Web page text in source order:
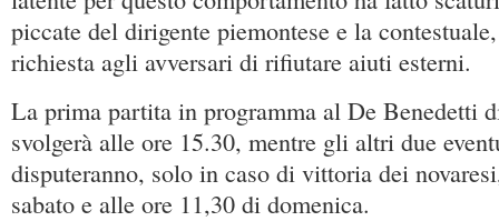
piccate del dirigente piemontese e la
richiesta agli avversari di rifiutare aiuti esterni.
La prima partita in programma al De Benedetti
svolgerà alle ore 15.30, mentre gli altri due
disputeranno, solo in caso di vittoria dei
sabato e alle ore 11,30 di domenica.